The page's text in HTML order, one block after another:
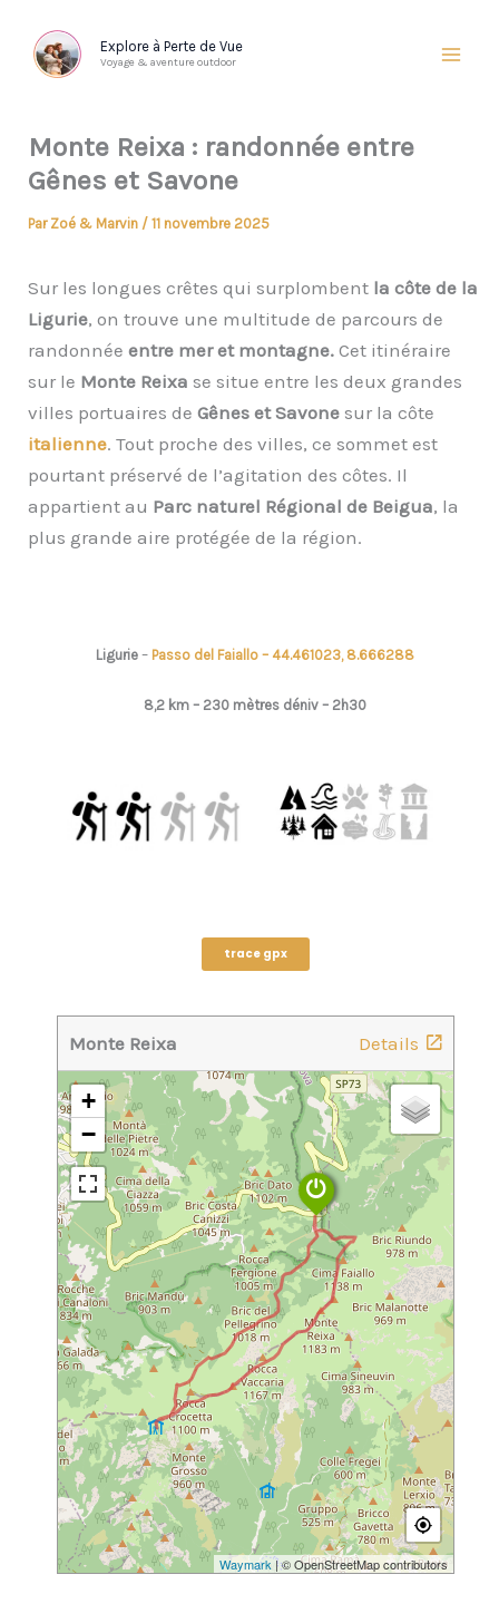
contenu
Explore à Perte de Vue
Voyage & aventure outdoor
Monte Reixa : randonnée entre
Gênes et Savone
Par Zoé & Marvin / 11 novembre 2025
Sur les longues crêtes qui surplombent la côte de la
Ligurie, on trouve une multitude de parcours de
randonnée entre mer et montagne. Cet itinéraire
sur le Monte Reixa se situe entre les deux grandes
villes portuaires de Gênes et Savone sur la côte
italienne. Tout proche des villes, ce sommet est
pourtant préservé de l’agitation des côtes. Il
appartient au Parc naturel Régional de Beigua, la
plus grande aire protégée de la région.
Ligurie – Passo del Faiallo – 44.461023, 8.666288
8,2 km – 230 mètres déniv – 2h30
trace gpx
Details
Monte Reixa
+
−
Waymark| © OpenStreetMap contributors